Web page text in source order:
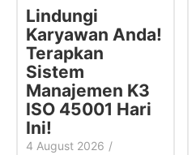
Lindungi
Karyawan Anda!
Terapkan
Sistem
Manajemen K3
ISO 45001 Hari
Ini!
4 August 2026 /